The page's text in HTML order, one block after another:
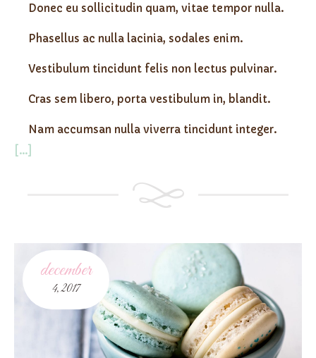
Donec eu sollicitudin quam, vitae tempor nulla.
Phasellus ac nulla lacinia, sodales enim.
Vestibulum tincidunt felis non lectus pulvinar.
Cras sem libero, porta vestibulum in, blandit.
Nam accumsan nulla viverra tincidunt integer.
[...]
december
4,2017